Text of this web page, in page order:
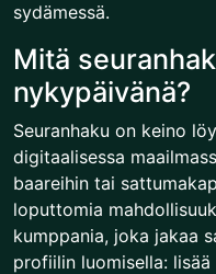
sydämessä.
Mitä
nykypäivänä?
Seuranhaku on keino
digitaalisessa
baareihin tai
loputtomia
kumppania, joka jakaa
profiilin luomisella: